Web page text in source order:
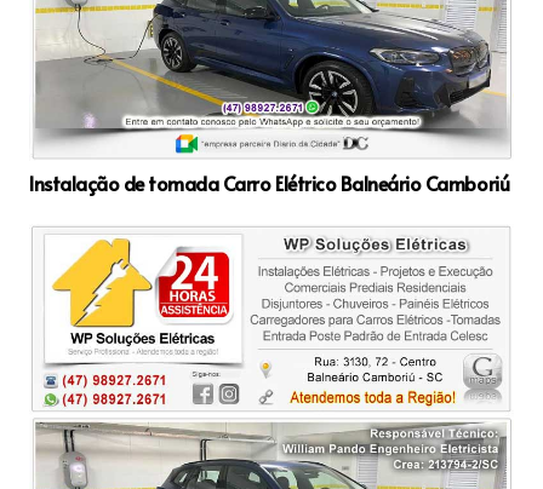
Instalação de tomada Carro Elétrico Balneário Camboriú